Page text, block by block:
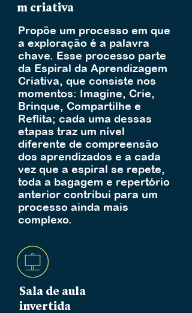
m criativa
Propõe um processo em que
a exploração é a palavra
chave. Esse processo parte
da Espiral da Aprendizagem
Criativa, que consiste nos
momentos: Imagine, Crie,
Brinque, Compartilhe e
Reflita; cada uma dessas
etapas traz um nível
diferente de compreensão
dos aprendizados e a cada
vez que a espiral se repete,
toda a bagagem e repertório
anterior contribui para um
processo ainda mais
complexo.
Sala de aula
invertida